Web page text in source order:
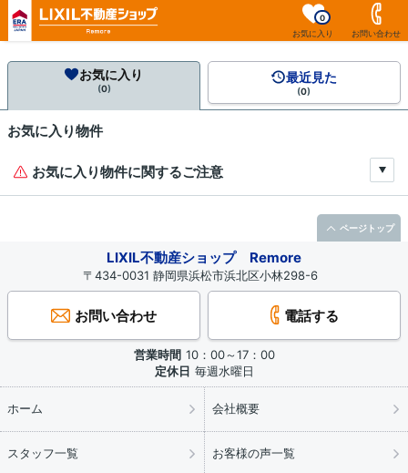
お気に入り
0
お問い合わせ
お気に入り
(0)
最近見た
(0)
お気に入り物件
お気に入り物件に関するご注意
LIXIL不動産ショップ Remore
〒434-0031 静岡県浜松市浜北区小林298-6
お問い合わせ 電話する
営業時間 10：00～17：00
定休日 毎週水曜日
ホーム 会社概要
スタッフ一覧 お客様の声一覧
ページトップ